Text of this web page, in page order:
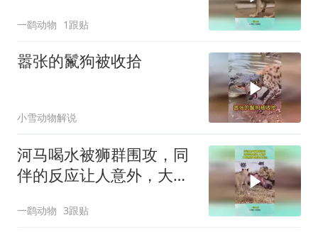
一鹞动物 1跟贴
嚣张的鬣狗被收拾
小雪动物解说
河马喝水被狮群围攻，同
伴的反应让人意外，大自
一鹞动物 3跟贴